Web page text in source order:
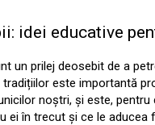
idei educative
un prilej deosebit de a
este importantă
noștri, și este,
ei în trecut și ce le aducea